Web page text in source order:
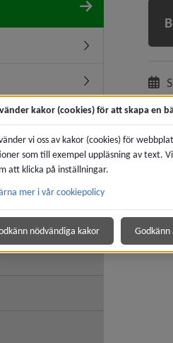
Undermeny för
Undermeny för
Undermeny för
Undermeny för
kakor (cookies) för att skapa en
vi oss av kakor (cookies) för
som till exempel uppläsning av text.
att klicka på inställningar.
mer i vår cookiepolicy
nödvändiga kakor Godkänn